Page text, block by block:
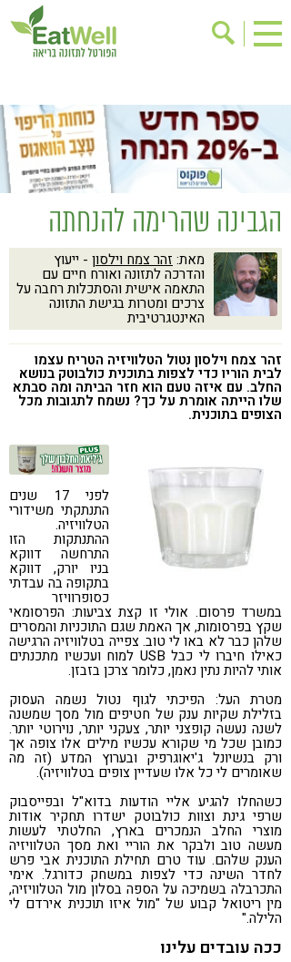
בישול בריא
אינדקס עסקים
ריפוי ומניעת מחלות
בריאות האישה
מתכוני בריאות
אירועים
שינוי תזונתי
גישות בתזונה
דיאטה
ניקוי רעלים
מזונות על
ילדים
תזונה וספורט
הפרעות קשב & ריכוז
אכילה רגשית
רגישות לגלוטן
טעים להכיר
הגבינה שהרימה להנחתה
מאת: זהר צמח וילסון - ייעוץ
והדרכה לתזונה ואורח חיים עם
התאמה אישית והסתכלות רחבה על
צרכים ומטרות בגישת התזונה
האינטגרטיבית
זהר צמח וילסון נטול הטלוויזיה הטריח עצמו
לבית הוריו כדי לצפות בתוכנית כולבוטק בנושא
החלב. עם איזה טעם הוא חזר הביתה ומה סבתא
שלו הייתה אומרת על כך? נשמח לתגובות מכל
הצופים בתוכנית.
לפני 17 שנים
התנתקתי משידורי
הטלוויזיה.
ההתנתקות הזו
התרחשה דווקא
בניו יורק, דווקא
בתקופה בה עבדתי
כסופרוויזר
במשרד פרסום. אולי זו קצת צביעות: הפרסומאי
שקץ בפרסומות, אך האמת שגם התוכניות והמסרים
שלהן כבר לא באו לי טוב. צפייה בטלוויזיה הרגישה
כאילו חיברו לי כבל USB למוח ועכשיו מתכנתים
אותי להיות נתין נאמן, כלומר צרכן בזבזן.
מטרת העל: הפיכתי לגוף נטול נשמה העסוק
בזלילת שקיות ענק של חטיפים מול מסך שמשנה
לשנה נעשה קופצני יותר, צעקני יותר, נוירוטי יותר.
כמובן שכל מי שקורא עכשיו מילים אלו צופה אך
ורק בנשיונל ג'יאוגרפיק ובערוץ המדע (זה מה
שאומרים לי כל אלו שעדיין צופים בטלוויזיה).
כשהחלו להגיע אליי הודעות בדוא"ל ובפייסבוק
שרפי גינת וצוות כולבוטק ישדרו תחקיר אודות
מוצרי החלב הנמכרים בארץ, החלטתי לעשות
מעשה טוב ולבקר את הוריי ואת מסך הטלוויזיה
הענק שלהם. עוד טרם תחילת התוכנית אבי פרש
לחדר השינה כדי לצפות במשחק כדורגל. אימי
התכרבלה בשמיכה על הספה בסלון מול הטלוויזיה,
מין ריטואל קבוע של "מול איזו תוכנית אירדם לי
הלילה."
ככה עובדים עלינו